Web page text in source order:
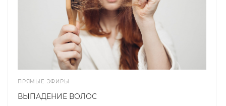
ПРЯМЫЕ ЭФИРЫ
ВЫПАДЕНИЕ ВОЛОС